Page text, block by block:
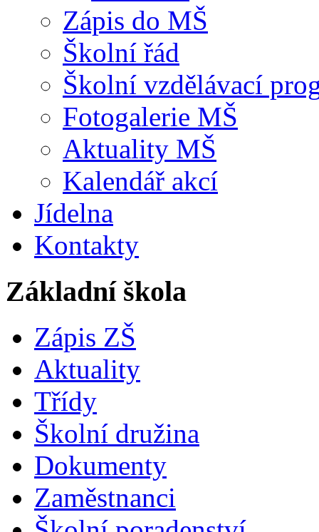
Zápis do MŠ
Školní řád
Školní vzdělávací
Fotogalerie MŠ
Aktuality MŠ
Kalendář akcí
Jídelna
Kontakty
Základní škola
Zápis ZŠ
Aktuality
Třídy
Školní družina
Dokumenty
Zaměstnanci